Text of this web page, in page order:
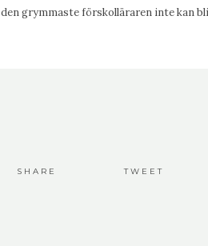
den grymmaste förskolläraren inte kan
SHARE TWEET